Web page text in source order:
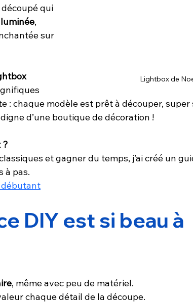
Lightbox de
qui
,
sur
: chaque modèle est prêt à découper, super
d’une boutique de décoration !
?
et gagner du temps, j’ai créé un
à pas.
débutant
DIY est si beau à
, même avec peu de matériel.
chaque détail de la découpe.